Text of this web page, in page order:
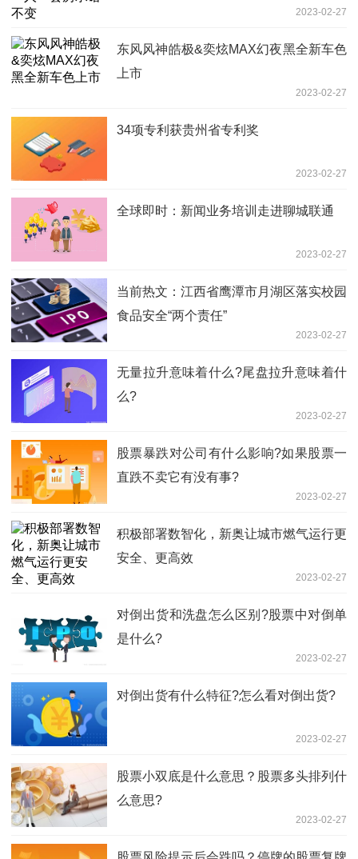
2023-02-27
东风风神皓极&奕炫MAX幻夜黑全新车色
上市
2023-02-27
34项专利获贵州省专利奖
2023-02-27
全球即时：新闻业务培训走进聊城联通
2023-02-27
当前热文：江西省鹰潭市月湖区落实校园
食品安全“两个责任”
2023-02-27
无量拉升意味着什么?尾盘拉升意味着什
么?
2023-02-27
股票暴跌对公司有什么影响?如果股票一
直跌不卖它有没有事?
2023-02-27
积极部署数智化，新奥让城市燃气运行更
安全、更高效
2023-02-27
对倒出货和洗盘怎么区别?股票中对倒单
是什么?
2023-02-27
对倒出货有什么特征?怎么看对倒出货?
2023-02-27
股票小双底是什么意思？股票多头排列什
么意思?
2023-02-27